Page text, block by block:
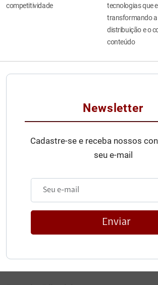
competitividade
tecnologias que
transformando
distribuição e o
conteúdo
Newsletter
Cadastre-se e receba nossos
seu e-mail
Enviar